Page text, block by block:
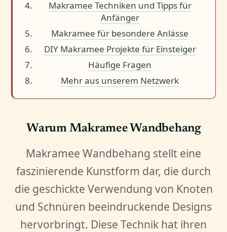
Makramee Techniken und Tipps für
Anfänger
Makramee für besondere Anlässe
DIY Makramee Projekte für Einsteiger
Häufige Fragen
Mehr aus unserem Netzwerk
Warum Makramee Wandbehang
Makramee Wandbehang stellt eine
faszinierende Kunstform dar, die durch
die geschickte Verwendung von Knoten
und Schnüren beeindruckende Designs
hervorbringt. Diese Technik hat ihren